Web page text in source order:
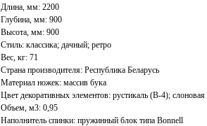
Длина, мм: 2200
Глубина, мм: 900
Высота, мм: 900
Стиль: классика; дачный; ретро
Вес, кг: 71
Страна производителя: Республика Беларусь
Материал ножек: массив бука
Цвет декоративных элементов: рустикаль (B-4);
Объем, м3: 0,95
Наполнитель спинки: пружинный блок типа Bonnell